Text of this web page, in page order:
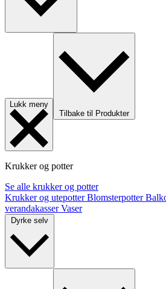
Lukk meny
Tilbake til Produkter
Krukker og potter
Se alle krukker og potter
Krukker og utepotterBlomsterpotter
verandakasserVaser